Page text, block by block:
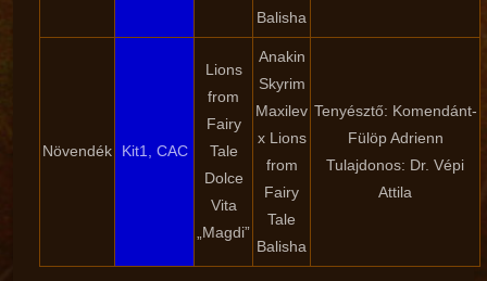
Balisha
Növendék Kit1, CAC
Lions
from
Fairy
Tale
Dolce
Vita
„Magdi”
Anakin
Skyrim
Maxilev
x Lions
from
Fairy
Tale
Balisha
Tenyésztő: Komendánt-
Fülöp Adrienn
Tulajdonos: Dr. Vépi
Attila